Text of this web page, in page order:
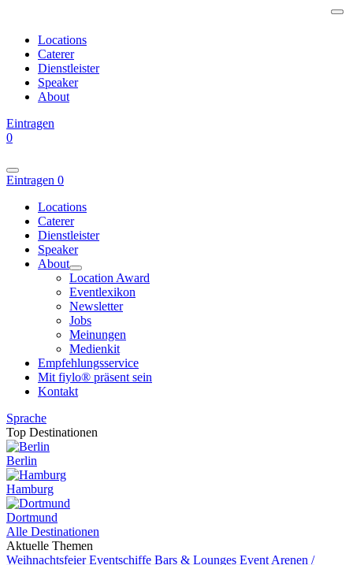
Locations
Caterer
Dienstleister
Speaker
About
Eintragen
0
Eintragen 0
Locations
Caterer
Dienstleister
Speaker
About
Location Award
Eventlexikon
Newsletter
Jobs
Meinungen
Medienkit
Empfehlungsservice
Mit fiylo® präsent sein
Kontakt
Sprache
Top Destinationen
Berlin
Hamburg
Dortmund
Alle Destinationen
Aktuelle Themen
WeihnachtsfeierEventschiffe Bars & Lounges Event Arenen /